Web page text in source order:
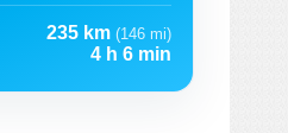
235 km (146 mi)
4 h 6 min